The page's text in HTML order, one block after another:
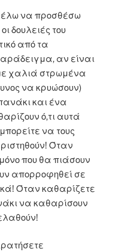
να προσθέσω
δουλειές του
από τα
αν είναι
χαλιά στρωμένα
να κρυώσουν)
και ένα
ό,τι αυτά
να τους
Όταν
που θα πιάσουν
απορροφηθεί σε
Όταν καθαρίζετε
να καθαρίσουν